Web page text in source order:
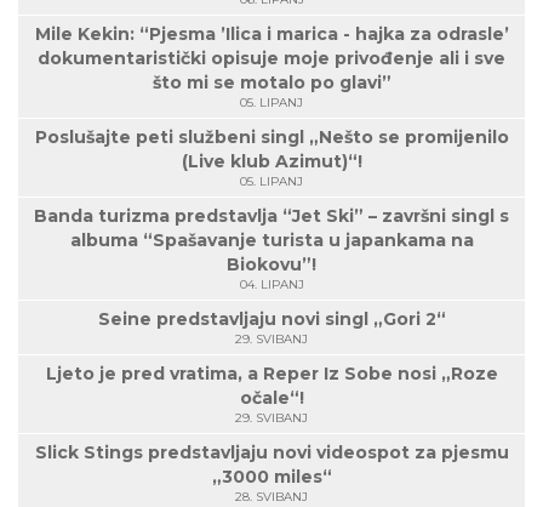
Mile Kekin: “Pjesma ’Ilica i marica - hajka za odrasle’
dokumentaristički opisuje moje privođenje ali i sve
što mi se motalo po glavi”
05. LIPANJ
Poslušajte peti službeni singl „Nešto se promijenilo
(Live klub Azimut)“!
05. LIPANJ
Banda turizma predstavlja “Jet Ski” – završni singl s
albuma “Spašavanje turista u japankama na
Biokovu”!
04. LIPANJ
Seine predstavljaju novi singl „Gori 2“
29. SVIBANJ
Ljeto je pred vratima, a Reper Iz Sobe nosi „Roze
očale“!
29. SVIBANJ
Slick Stings predstavljaju novi videospot za pjesmu
„3000 miles“
28. SVIBANJ